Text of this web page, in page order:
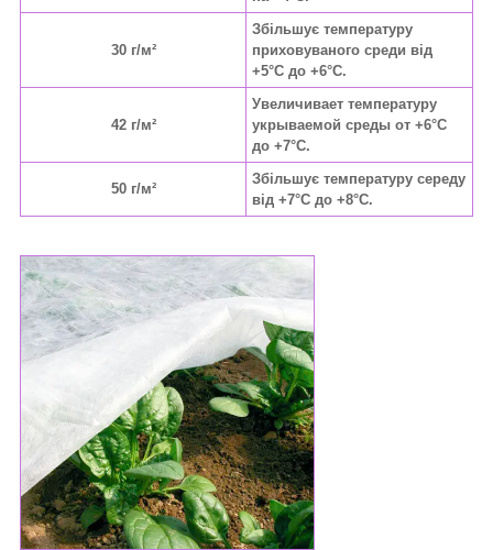
30 г/м²
Збільшує температуру
приховуваного среди від
+5°C до +6°C.
42 г/м²
Увеличивает температуру
укрываемой среды от +6°C
до +7°C.
50 г/м²
Збільшує температуру середу
від +7°C до +8°C.